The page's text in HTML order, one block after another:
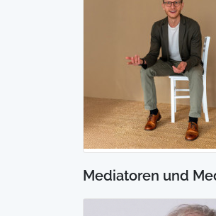
Mediatoren und